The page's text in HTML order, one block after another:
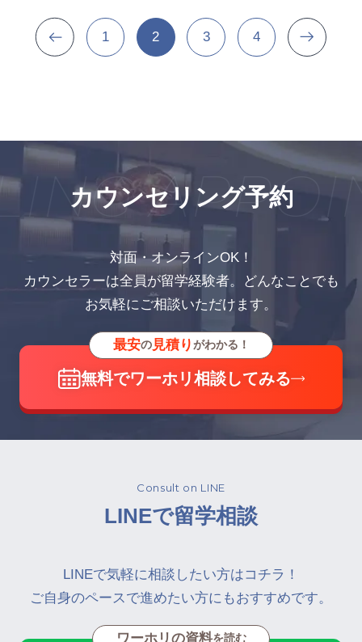
1 2 3 4
カウンセリング予約
対面・オンラインOK！
カウンセラーは全員が留学経験者。どんなことでも
お気軽にご相談いただけます。
最安の見積りがわかる！
無料でワーホリ相談してみる
Consult on LINE
LINEで留学相談
LINEで気軽に相談したい方はコチラ！
ご自身のペースで進めたい方にもおすすめです。
ワーホリの資料を読む